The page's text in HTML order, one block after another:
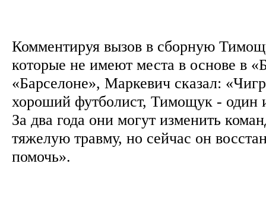
Комментируя вызов в сборную
которые не имеют места в основе в
«Барселоне», Маркевич сказал:
хороший футболист, Тимощук - один
За два года они могут изменить
тяжелую травму, но сейчас он
помочь».